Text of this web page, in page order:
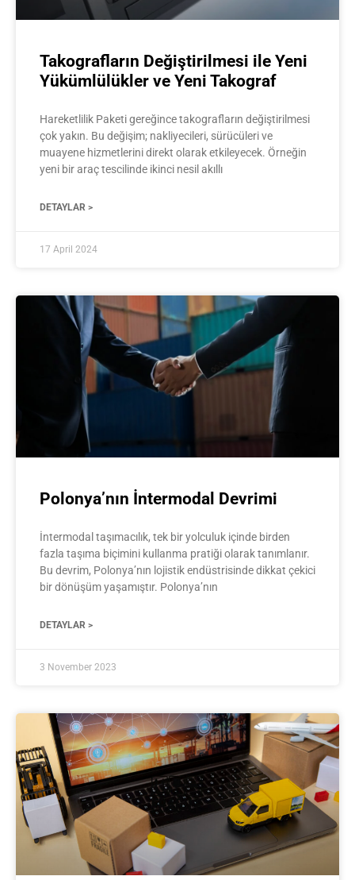
Takografların Değiştirilmesi ile Yeni
Yükümlülükler ve Yeni Takograf
Hareketlilik Paketi gereğince takografların değiştirilmesi
çok yakın. Bu değişim; nakliyecileri, sürücüleri ve
muayene hizmetlerini direkt olarak etkileyecek. Örneğin
yeni bir araç tescilinde ikinci nesil akıllı
DETAYLAR >
17 April 2024
Polonya’nın İntermodal Devrimi
İntermodal taşımacılık, tek bir yolculuk içinde birden
fazla taşıma biçimini kullanma pratiği olarak tanımlanır.
Bu devrim, Polonya’nın lojistik endüstrisinde dikkat çekici
bir dönüşüm yaşamıştır. Polonya’nın
DETAYLAR >
3 November 2023